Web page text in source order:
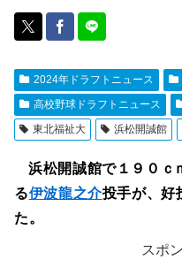
2024年ドラフトニュース
高校野球ドラフトニュース
東北福祉大
浜松開誠館
浜松開誠館で１９０ｃ
る伊波龍之介投手が、好
た。
スポ